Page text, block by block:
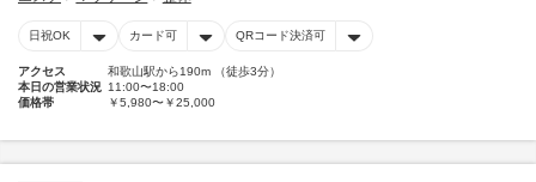
日祝OK カード可 QRコード決済可
アクセス
和歌山駅から190m （徒歩3分）
本日の営業状況 11:00〜18:00
価格帯
￥5,980〜￥25,000